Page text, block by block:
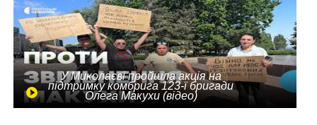
У Миколаєві пройшла акція на
підтримку комбрига 123-ї бригади
Олега Макухи (відео)